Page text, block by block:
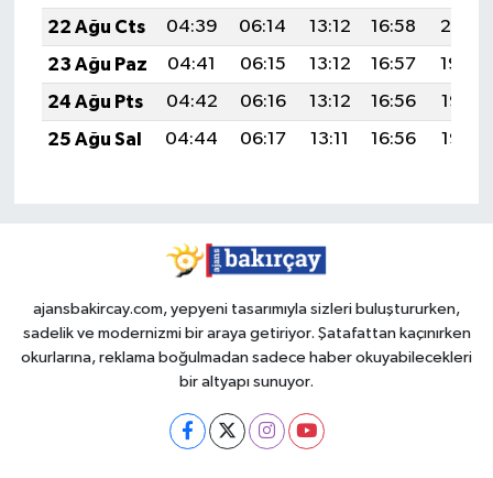
22 Ağu Cts
04:39 06:14 13:12 16:58
20:01
23 Ağu Paz
04:41 06:15 13:12 16:57
19:59
24 Ağu Pts
04:42 06:16 13:12 16:56
19:58
25 Ağu Sal
04:44 06:17 13:11 16:56 19:56
ajansbakircay.com, yepyeni tasarımıyla sizleri buluştururken,
sadelik ve modernizmi bir araya getiriyor. Şatafattan kaçınırken
okurlarına, reklama boğulmadan sadece haber okuyabilecekleri
bir altyapı sunuyor.